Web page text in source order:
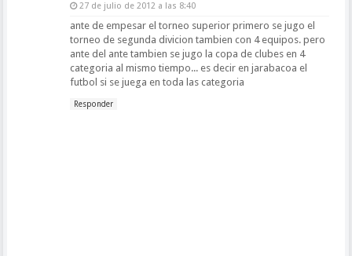
27 de julio de 2012 a las 8:40
ante de empesar el torneo superior primero se jugo el
torneo de segunda divicion tambien con 4 equipos. pero
ante del ante tambien se jugo la copa de clubes en 4
categoria al mismo tiempo... es decir en jarabacoa el
futbol si se juega en toda las categoria
Responder